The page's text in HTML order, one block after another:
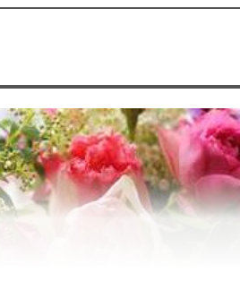
イベートレッスン
スで無理なく、楽し